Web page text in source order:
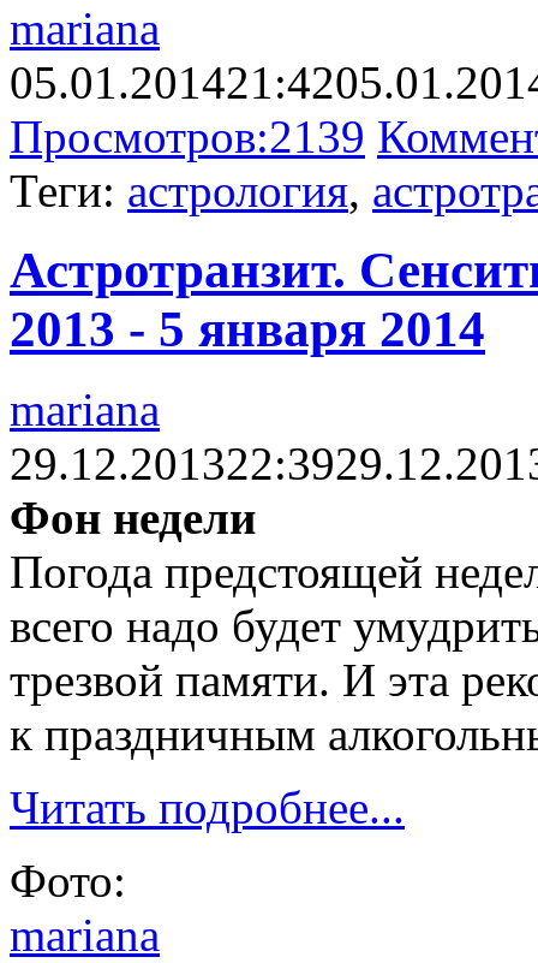
mariana
05.01.201421:42
Просмотров:2139
Теги: астрология,
Астротранзит.
2013 - 5 января 2014
mariana
29.12.201322:39
Фон недели
Погода предстоящей
всего надо будет
трезвой памяти. И эта
к праздничным
Читать подробнее...
Фото:
mariana